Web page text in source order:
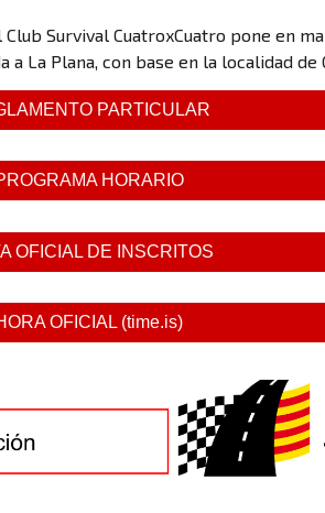
Survival CuatroxCuatro pone en
a La Plana, con base en la localidad de
PARTICULAR
HORARIO
OFICIAL DE INSCRITOS
OFICIAL (time.is)